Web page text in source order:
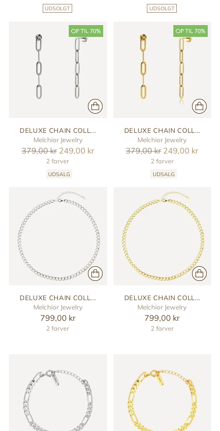
UDSOLGT UDSOLGT
DELUXE CHAIN COLL...
Melchior Jewelry
Reguler
379,00 kr 249,00 kr
2 farver
UDSALG
DELUXE CHAIN COLL...
Melchior Jewelry
Reguler
379,00 kr 249,00 kr
2 farver
UDSALG
DELUXE CHAIN COLL...
Melchior Jewelry
799,00 kr
2 farver
DELUXE CHAIN COLL...
Melchior Jewelry
799,00 kr
2 farver